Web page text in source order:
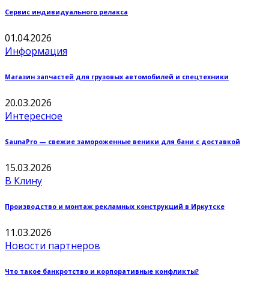
Сервис индивидуального релакса
01.04.2026
Информация
Магазин запчастей для грузовых автомобилей и спецтехники
20.03.2026
Интересное
SaunaPro — свежие замороженные веники для бани с доставкой
15.03.2026
В Клину
Производство и монтаж рекламных конструкций в Иркутске
11.03.2026
Новости партнеров
Что такое банкротство и корпоративные конфликты?